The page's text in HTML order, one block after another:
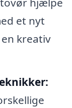
et nyt
kreativ